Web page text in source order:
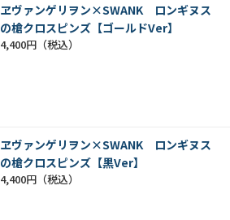
ヱヴァンゲリヲン×SWANK ロンギヌス
の槍クロスピンズ【ゴールドVer】
4,400円
ヱヴァンゲリヲン×SWANK ロンギヌス
の槍クロスピンズ【黒Ver】
4,400円